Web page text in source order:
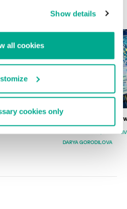
Show details
all cookies
cookies only
para
Estado del
MARC
DARYA GORODILOVA